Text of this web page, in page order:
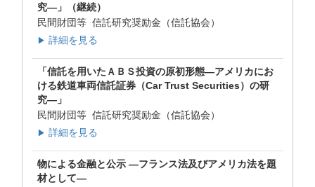
究―」（継続）
民間財団等 信託研究奨励金（信託協会）
▶ 詳細を見る
「信託を用いたＡＢＳ投資の原初形態―アメリカにお
ける鉄道車両信託証券（Car Trust Securities）の研
究―」
民間財団等 信託研究奨励金（信託協会）
▶ 詳細を見る
物による金融と公示 ―フランス法及びアメリカ法を題
材として―